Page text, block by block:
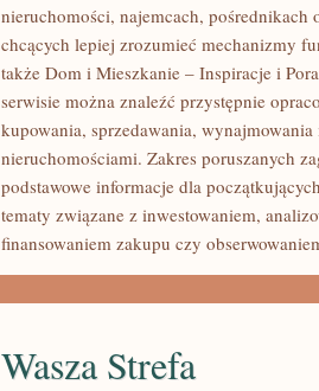
nieruchomości, najemcach,
chcących lepiej zrozumieć mechanizmy
także Dom i Mieszkanie – Inspiracje i
serwisie można znaleźć przystępnie
kupowania, sprzedawania, wynajmowania
nieruchomościami. Zakres poruszanych
podstawowe informacje dla
tematy związane z inwestowaniem,
finansowaniem zakupu czy
Wasza Strefa